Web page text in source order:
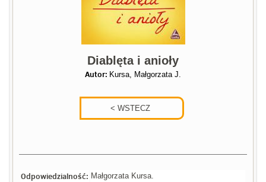
Diablęta i anioły
Autor: Kursa, Małgorzata J.
Odpowiedzialność: Małgorzata Kursa.